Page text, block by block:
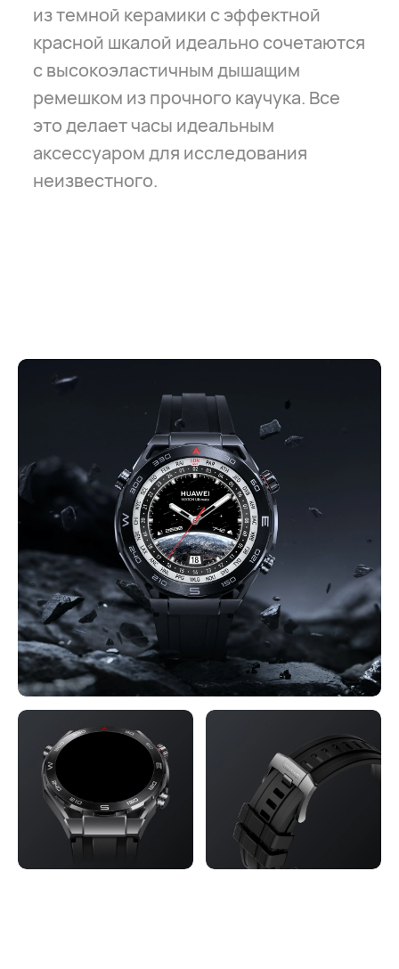
сочетанием зеленого и белого
оттенков. Вы можете легко менять
ремешки, выбирая между титановыми
и легкими высокоэластичными
ремешками из прочного каучука, а
также двухцветными плетеными
ремешками,13чтобы подобрать образ